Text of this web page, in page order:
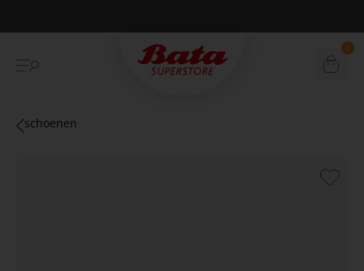
Betaal achteraf met Klarna 0
schoenen